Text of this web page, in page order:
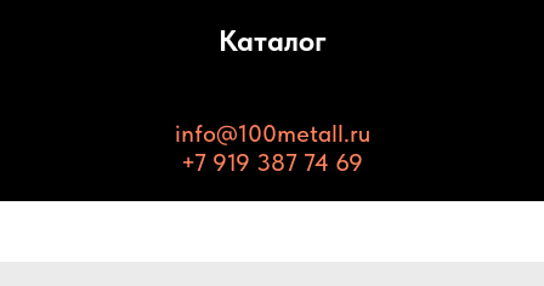
Каталог
info@100metall.ru
+7 919 387 74 69